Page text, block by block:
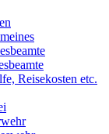
Reisekosten etc.